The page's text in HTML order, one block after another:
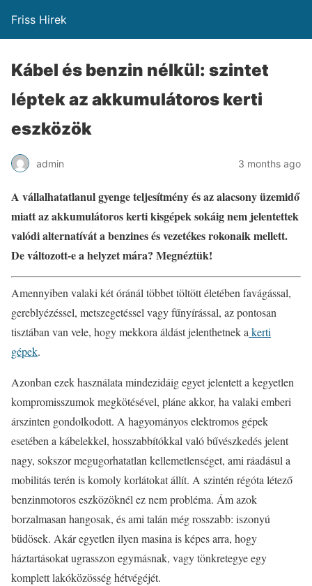
Friss Hirek
Kábel és benzin nélkül: szintet
léptek az akkumulátoros kerti
eszközök
admin 3 months ago
A vállalhatatlanul gyenge teljesítmény és az alacsony üzemidő
miatt az akkumulátoros kerti kisgépek sokáig nem jelentettek
valódi alternatívát a benzines és vezetékes rokonaik mellett.
De változott-e a helyzet mára? Megnéztük!
Amennyiben valaki két óránál többet töltött életében favágással,
gereblyézéssel, metszegetéssel vagy fűnyírással, az pontosan
tisztában van vele, hogy mekkora áldást jelenthetnek a kerti
gépek.
Azonban ezek használata mindezidáig egyet jelentett a kegyetlen
kompromisszumok megkötésével, pláne akkor, ha valaki emberi
árszinten gondolkodott. A hagyományos elektromos gépek
esetében a kábelekkel, hosszabbítókkal való bűvészkedés jelent
nagy, sokszor megugorhatatlan kellemetlenséget, ami ráadásul a
mobilitás terén is komoly korlátokat állít. A szintén régóta létező
benzinmotoros eszközöknél ez nem probléma. Ám azok
borzalmasan hangosak, és ami talán még rosszabb: iszonyú
büdösek. Akár egyetlen ilyen masina is képes arra, hogy
háztartásokat ugrasszon egymásnak, vagy tönkretegye egy
komplett lakóközösség hétvégéjét.